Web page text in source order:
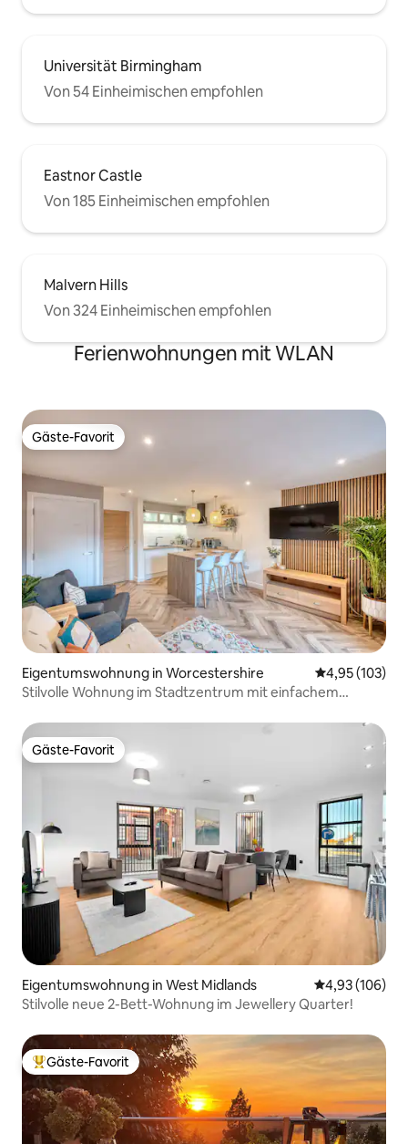
Universität Birmingham
Von 54 Einheimischen empfohlen
Eastnor Castle
Von 185 Einheimischen empfohlen
Malvern Hills
Von 324 Einheimischen empfohlen
Ferienwohnungen mit WLAN
Gäste-Favorit
Gäste-Favorit
Eigentumswohnung in Worcestershire
4,95 (103)
Stilvolle Wohnung im Stadtzentrum mit einfachem
Gäste-Favorit
Gäste-Favorit
Eigentumswohnung in West Midlands
4,93 (106)
Stilvolle neue 2-Bett-Wohnung im Jewellery Quarter!
Beliebter Gäste-Favorit.
Gäste-Favorit